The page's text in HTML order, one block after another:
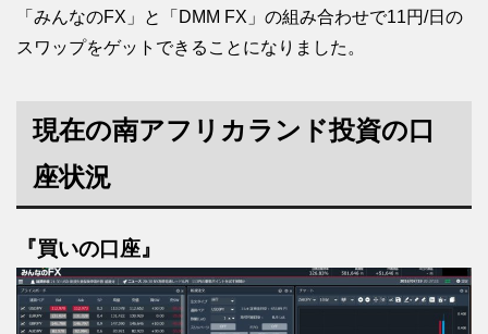
「みんなのFX」と「DMM FX」の組み合わせで11円/日の
スワップをゲットできることになりました。
現在の南アフリカランド投資の口
座状況
『買いの口座』